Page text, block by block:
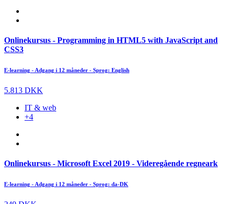
Onlinekursus - Programming in HTML5 with JavaScript and
CSS3
E-learning - Adgang i 12 måneder - Sprog: English
5.813 DKK
IT & web
+4
Onlinekursus - Microsoft Excel 2019 - Videregående regneark
E-learning - Adgang i 12 måneder - Sprog: da-DK